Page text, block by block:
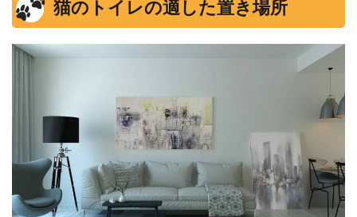
猫のトイレの適した置き場所